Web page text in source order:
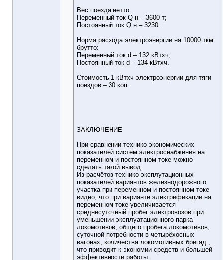
Вес поезда нетто:
Переменный ток Q н – 3600 т;
Постоянный ток Q н – 3230.
Норма расхода электроэнергии на 10000 ткм
брутто:
Переменный ток d – 132 кВтхч;
Постоянный ток d – 134 кВтхч.
Стоимость 1 кВтхч электроэнергии для тяги
поездов – 30 коп.
ЗАКЛЮЧЕНИЕ
При сравнении технико-экономических
показателей систем электроснабжения на
переменном и постоянном токе можно
сделать такой вывод.
Из расчётов технико-эксплутационных
показателей вариантов железнодорожного
участка при переменном и постоянном токе
видно, что при варианте электрификации на
переменном токе увеличивается
среднесуточный пробег электровозов при
уменьшении эксплуатационного парка
локомотивов, общего пробега локомотивов,
суточной потребности в четырёхосных
вагонах, количества локомотивных бригад ,
что приводит к экономии средств и большей
эффективности работы.